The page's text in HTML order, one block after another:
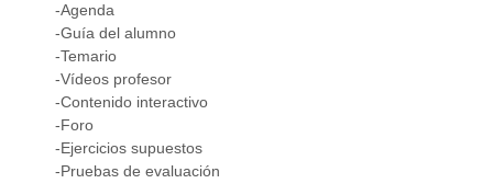
-Agenda
-Guía del alumno
-Temario
-Vídeos profesor
-Contenido interactivo
-Foro
-Ejercicios supuestos
-Pruebas de evaluación